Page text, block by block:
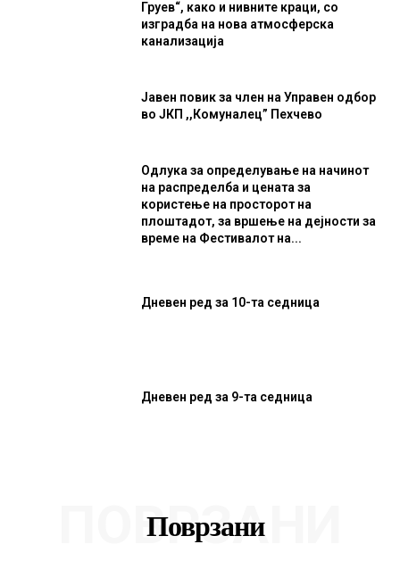
Груев“, како и нивните краци, со
изградба на нова атмосферска
канализација
Јавен повик за член на Управен одбор
во ЈКП ,,Комуналец” Пехчево
Одлука за определување на начинот
на распределба и цената за
користење на просторот на
плоштадот, за вршење на дејности за
време на Фестивалот на...
Дневен ред за 10-та седница
Дневен ред за 9-та седница
Поврзани
ПОВРЗАНИ